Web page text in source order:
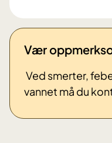
Vær
Ved smerter,
vannet må du